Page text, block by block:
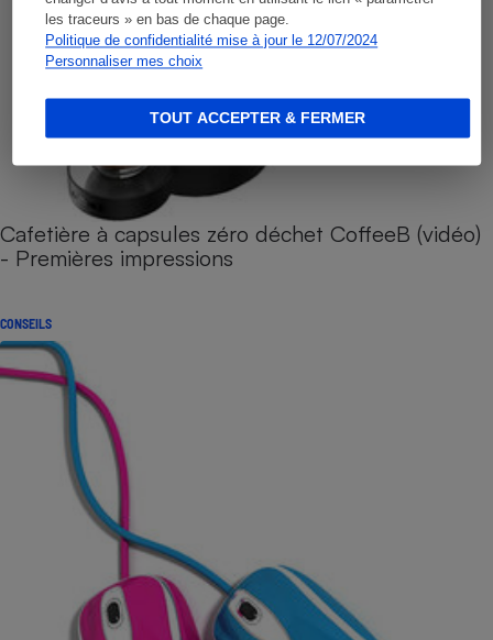
les traceurs » en bas de chaque page.
Politique de confidentialité mise à jour le 12/07/2024
Personnaliser mes choix
TOUT ACCEPTER & FERMER
Cafetière à capsules zéro déchet CoffeeB (vidéo)
- Premières impressions
CONSEILS